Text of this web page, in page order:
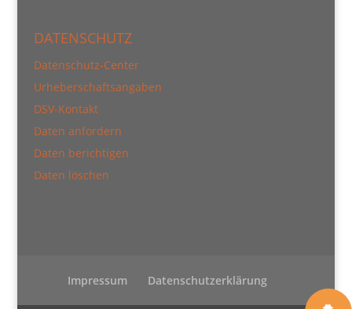
DATENSCHUTZ
Datenschutz-Center
Urheberschaftsangaben
DSV-Kontakt
Daten anfordern
Daten berichtigen
Daten löschen
Impressum Datenschutzerklärung